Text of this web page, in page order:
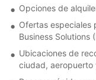
Opciones de
Ofertas especiales
Business Solutions
Ubicaciones de
ciudad, aeropuerto